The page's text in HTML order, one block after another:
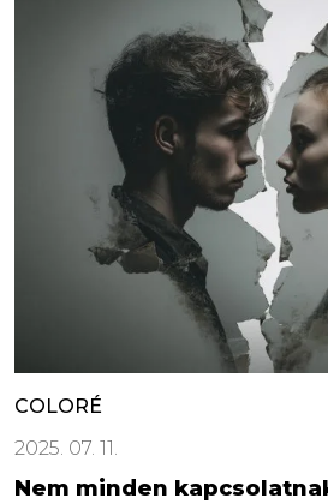
COLORÉ
2025. 07. 11.
Nem minden